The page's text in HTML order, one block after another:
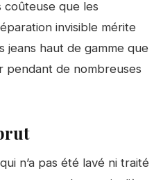
coûteuse que les
invisible mérite
jeans haut de gamme que
de nombreuses
n’a pas été lavé ni traité